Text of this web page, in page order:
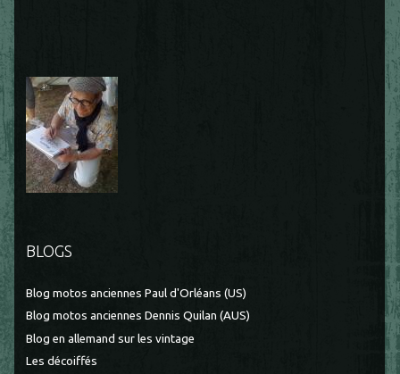
BLOGS
Blog motos anciennes Paul d'Orléans (US)
Blog motos anciennes Dennis Quilan (AUS)
Blog en allemand sur les vintage
Les décoiffés